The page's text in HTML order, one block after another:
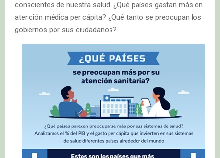
conscientes de nuestra salud. ¿Qué países gastan más en
atención médica per cápita? ¿Qué tanto se preocupan los
gobiernos por sus ciudadanos?